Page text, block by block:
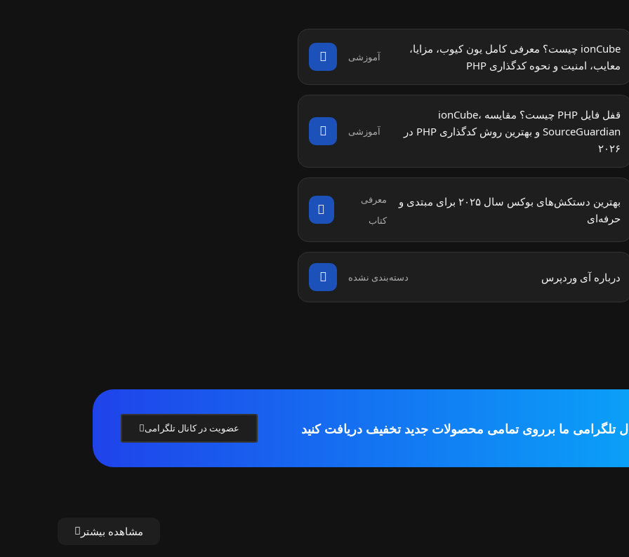
ionCube چیست؟ معرفی کامل یون کیوب، مزایا،
معایب، امنیت و نحوه کدگذاری PHP
آموزشی
قفل فایل PHP چیست؟ مقایسه ionCube،
SourceGuardian و بهترین روش کدگذاری PHP در
۲۰۲۶
آموزشی
بهترین دستکش‌های بوکس سال ۲۰۲۵ برای مبتدی و
حرفه‌ای
معرفی
کتاب
درباره آی وردپرس دسته‌بندی نشده
تلگرامی ما برروی تمامی محصولات جدید تخفیف دریافت کنید عضویت در کانال تلگرامی
مشاهده بیشتر